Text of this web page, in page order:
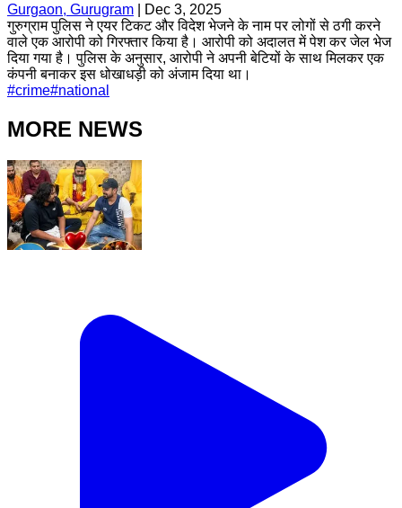
Gurgaon, Gurugram
Dec 3, 2025
गुरुग्राम पुलिस ने एयर टिकट और विदेश भेजने के नाम पर लोगों से ठगी करने
वाले एक आरोपी को गिरफ्तार किया है। आरोपी को अदालत में पेश कर जेल भेज
दिया गया है। पुलिस के अनुसार, आरोपी ने अपनी बेटियों के साथ मिलकर एक
कंपनी बनाकर इस धोखाधड़ी को अंजाम दिया था।
#crime#national
MORE NEWS